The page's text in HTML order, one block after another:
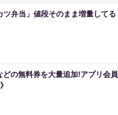
ツ弁当」値段そのまま増量してる
の無料券を大量追加!アプリ会員